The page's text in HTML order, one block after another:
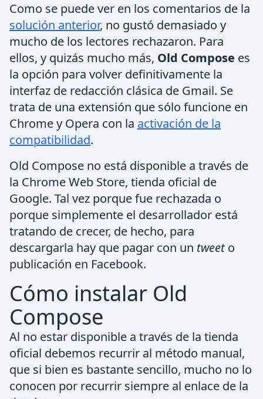
Como se puede ver en los comentarios de la
solución anterior, no gustó demasiado y
mucho de los lectores rechazaron. Para
ellos, y quizás mucho más, Old Compose es
la opción para volver definitivamente la
interfaz de redacción clásica de Gmail. Se
trata de una extensión que sólo funcione en
Chrome y Opera con la activación de la
compatibilidad.
Old Compose no está disponible a través de
la Chrome Web Store, tienda oficial de
Google. Tal vez porque fue rechazada o
porque simplemente el desarrollador está
tratando de crecer, de hecho, para
descargarla hay que pagar con un tweeto
publicación en Facebook.
Cómo instalar Old
Compose
Al no estar disponible a través de la tienda
oficial debemos recurrir al método manual,
que si bien es bastante sencillo, mucho no lo
conocen por recurrir siempre al enlace de la